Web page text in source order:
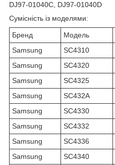
DJ97-01040C, DJ97-01040D
Сумісність із моделями:
Бренд Модель
Samsung
SC4310
Samsung
SC4320
Samsung
SC4325
Samsung
SC432A
Samsung
SC4330
Samsung
SC4332
Samsung
SC4336
Samsung
SC4340